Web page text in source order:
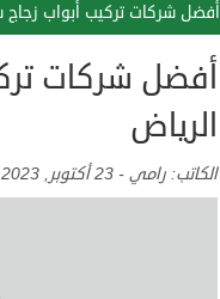
أفضل شركات تركيب أبواب
أفضل شركات
الرياض
الكاتب: رامي - 23 أكتوبر, 2023